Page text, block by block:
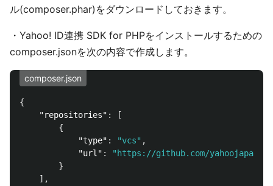
ル(composer.phar)をダウンロードしておきます。
・Yahoo! ID連携 SDK for PHPをインストールするための
composer.jsonを次の内容で作成します。
composer.json
{
"repositories" :
[
{
"type" : "vcs" ,
"url" :
"https://github.com/yahoojapan/
}
],